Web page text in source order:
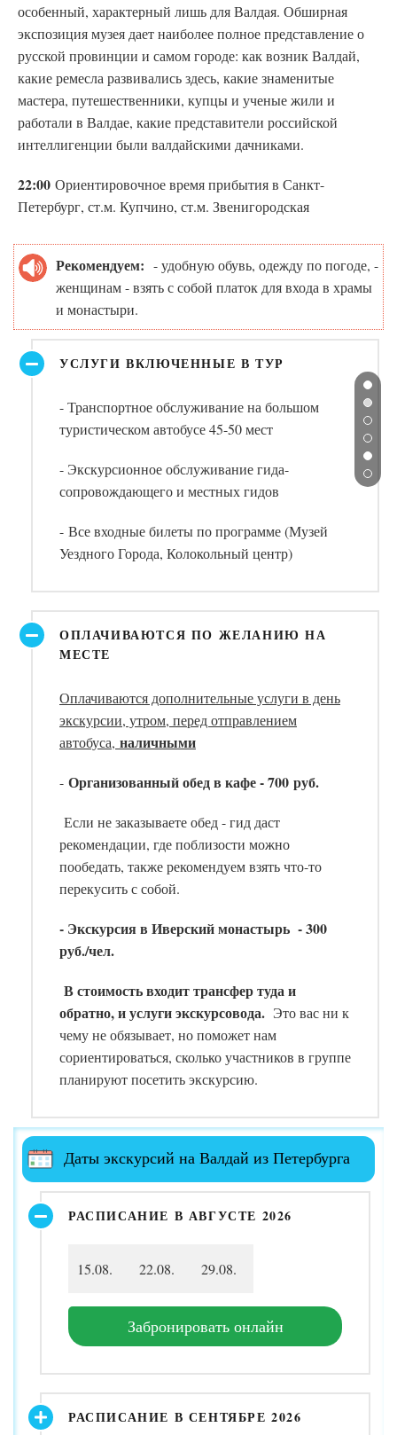
особенный, характерный лишь для Валдая. Обширная
экспозиция музея дает наиболее полное представление о
русской провинции и самом городе: как возник Валдай,
какие ремесла развивались здесь, какие знаменитые
мастера, путешественники, купцы и ученые жили и
работали в Валдае, какие представители российской
интеллигенции были валдайскими дачниками.
22:00 Ориентировочное время прибытия в Санкт-
Петербург, ст.м. Купчино, ст.м. Звенигородская
Рекомендуем: - удобную обувь, одежду по погоде, -
женщинам - взять с собой платок для входа в храмы
и монастыри.
УСЛУГИ ВКЛЮЧЕННЫЕ В ТУР
- Транспортное обслуживание на большом
туристическом автобусе 45-50 мест
- Экскурсионное обслуживание гида-
сопровождающего и местных гидов
- Все входные билеты по программе (Музей
Уездного Города, Колокольный центр)
ОПЛАЧИВАЮТСЯ ПО ЖЕЛАНИЮ НА
МЕСТЕ
Оплачиваются дополнительные услуги в день
экскурсии, утром, перед отправлением
автобуса, наличными
- Организованный обед в кафе - 700 руб.
Если не заказываете обед - гид даст
рекомендации, где поблизости можно
пообедать, также рекомендуем взять что-то
перекусить с собой.
- Экскурсия в Иверский монастырь - 300
руб./чел.
В стоимость входит трансфер туда и
обратно, и услуги экскурсовода. Это вас ни к
чему не обязывает, но поможет нам
сориентироваться, сколько участников в группе
планируют посетить экскурсию.
Даты экскурсий на Валдай из Петербурга
РАСПИСАНИЕ В АВГУСТЕ 2026
15.08. 22.08. 29.08.
Забронировать онлайн
РАСПИСАНИЕ В СЕНТЯБРЕ 2026